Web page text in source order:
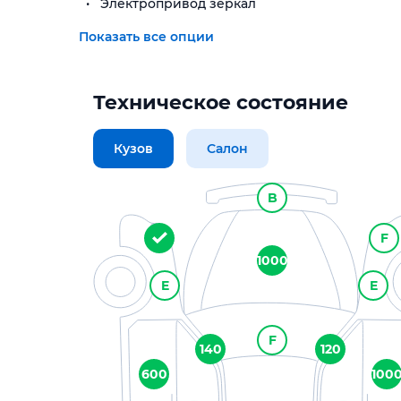
Электропривод зеркал
Показать все опции
Техническое состояние
Кузов Салон
B
1000
F
E
140
600
F
E
120